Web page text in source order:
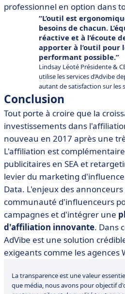
professionnel en option dans
L’outil est
besoins de chacun.
réactive et à l’écoute
apporter à l’outil pour
performant possible.
Lindsay Léoté Présidente &
utilise les services d’Advibe
autant de satisfaction sur les
Conclusion
Tout porte à croire que la
investissements dans
nouveau en 2017 après une
L'affiliation est
publicitaires en SEA et
levier du marketing
Data. L'enjeux des
communauté d'influenceurs
campagnes et d'intégrer une
d'affiliation innovante. Dans
AdVibe est une solution
exigeants comme les agences
La transparence est une valeur
que média, nous avons pour objectif